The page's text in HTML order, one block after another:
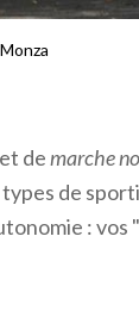
demarche
de
: vos